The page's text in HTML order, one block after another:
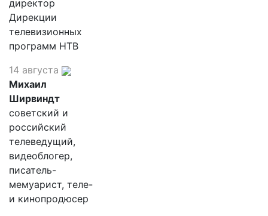
директор
Дирекции
телевизионных
программ НТВ
14 августа
Михаил
Ширвиндт
советский и
российский
телеведущий,
видеоблогер,
писатель-
мемуарист, теле-
и кинопродюсер